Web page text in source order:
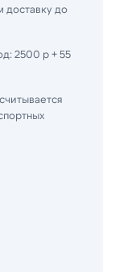
доставку до
2500 р + 55